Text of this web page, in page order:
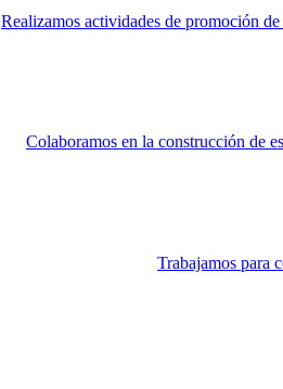
Realizamos actividades de promoción
Colaboramos en la construcción de
Trabajamos para